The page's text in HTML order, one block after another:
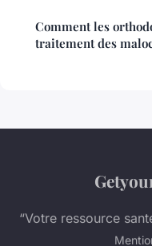
Comment les
traitement des
“Votre ressource